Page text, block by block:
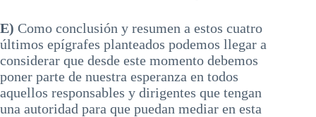
E) Como conclusión y resumen a estos cuatro
últimos epígrafes planteados podemos llegar a
considerar que desde este momento debemos
poner parte de nuestra esperanza en todos
aquellos responsables y dirigentes que tengan
una autoridad para que puedan mediar en esta